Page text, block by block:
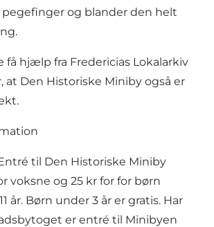
pegefinger og blander den helt
få hjælp fra Fredericias Lokalarkiv
at Den Historiske Miniby også er
til Den Historiske Miniby
voksne og 25 kr for for børn
år. Børn under 3 år er gratis. Har
er entré til Minibyen